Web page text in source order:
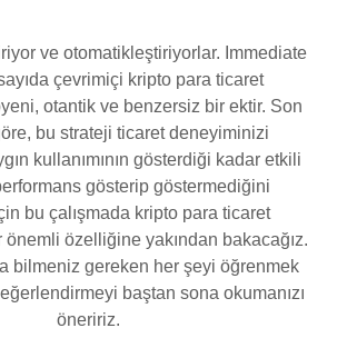
ve otomatikleştiriyorlar. Immediate
çevrimiçi kripto para ticaret
otantik ve benzersiz bir ektir. Son
bu strateji ticaret deneyiminizi
kullanımının gösterdiği kadar etkili
gösterip göstermediğini
bu çalışmada kripto para ticaret
özelliğine yakından bakacağız.
bilmeniz gereken her şeyi öğrenmek
baştan sona okumanızı
öneririz.